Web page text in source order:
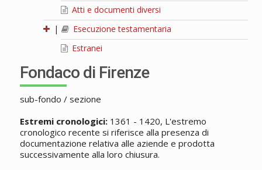
Atti e documenti diversi
|
Esecuzione testamentaria
Estranei
Fondaco di Firenze
sub-fondo / sezione
Estremi cronologici:1361 - 1420, L'estremo
cronologico recente si riferisce alla presenza di
documentazione relativa alle aziende e prodotta
successivamente alla loro chiusura.